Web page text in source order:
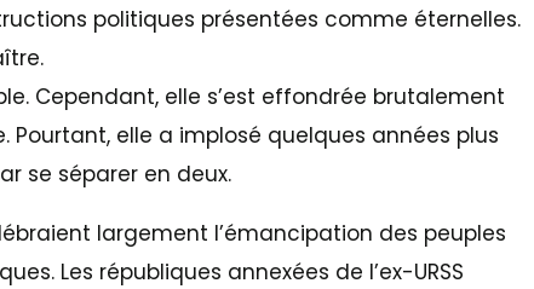
politiques présentées comme éternelles.
Cependant, elle s’est effondrée brutalement
Pourtant, elle a implosé quelques années plus
se séparer en deux.
largement l’émancipation des peuples
Les républiques annexées de l’ex-URSS